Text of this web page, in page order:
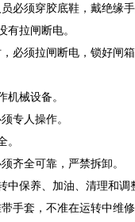
必须穿胶底鞋，戴绝缘
有拉闸断电。
必须拉闸断电，锁好闸
机械设备。
专人操作。
。
齐全可靠，严禁拆卸。
中保养、加油、清理和调
手套，不准在运转中维